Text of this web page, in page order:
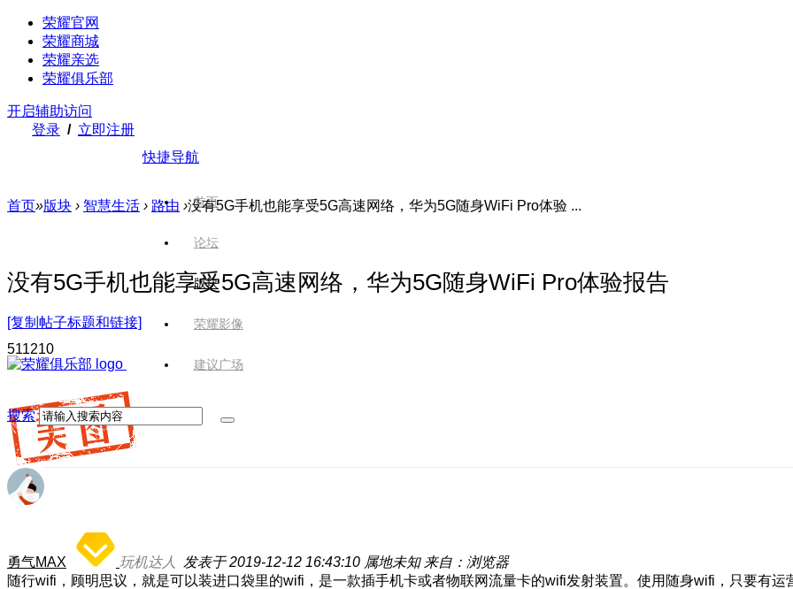
荣耀官网
荣耀商城
荣耀亲选
荣耀俱乐部
开启辅助访问
登录 / 立即注册
快捷导航
首页
论坛
版块
荣耀影像
建议广场
搜索
首页»版块 › 智慧生活 › 路由 ›没有5G手机也能享受5G高速网络，华为5G随身WiFi Pro体验 ...
没有5G手机也能享受5G高速网络，华为5G随身WiFi Pro体验报告
[复制帖子标题和链接]
511210
勇气MAX 玩机达人 发表于 2019-12-12 16:43:10 属地未知 来自：浏览器
随行wifi，顾明思议，就是可以装进口袋里的wifi，是一款插手机卡或者物联网流量卡的wifi发射装置。使用随身wifi，只要有